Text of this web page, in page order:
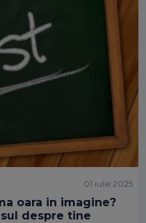
oara in imagine?
despre tine
01 iulie 2025